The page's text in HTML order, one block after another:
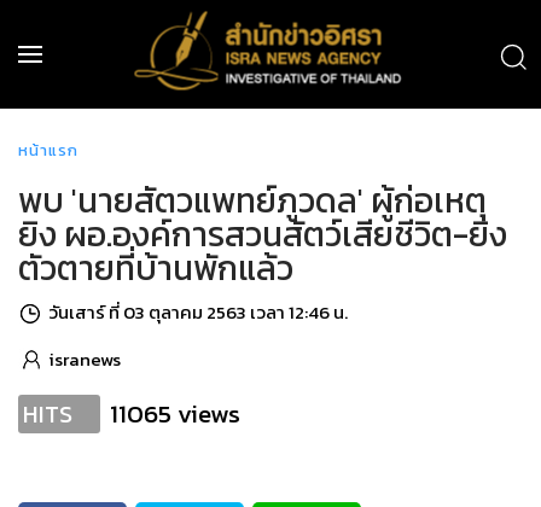
หน้าแรก
พบ 'นายสัตวแพทย์ภูวดล' ผู้ก่อเหตุ
ยิง ผอ.องค์การสวนสัตว์เสียชีวิต-ยิง
ตัวตายที่บ้านพักแล้ว
วันเสาร์ ที่ 03 ตุลาคม 2563 เวลา 12:46 น.
isranews
HITS 11065 views